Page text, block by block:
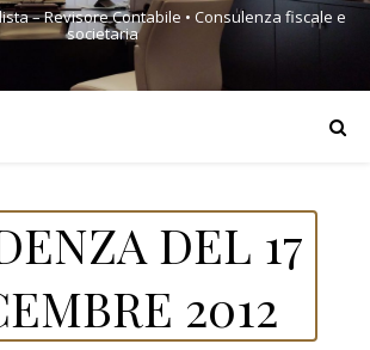
– Revisore Contabile • Consulenza fiscale e
societaria
DEL 17
2012